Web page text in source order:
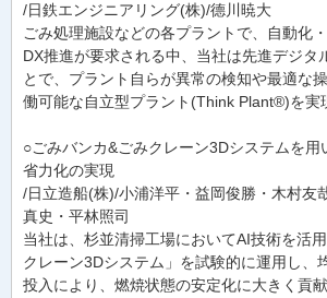
/日鉄エンジニアリング(株)/德川暁大
ごみ処理施設などの各プラントで、自動化
DX推進が要求される中、当社は先進デジタ
とで、プラント自らが異常の検知や最適な
働可能な自立型プラント(Think Plant®)を実
○ごみバンカ&ごみクレーン3Dシステムを用
省力化の実現
/日立造船(株)/小浦洋平・益岡俊勝・木村友
真史・平林照司
当社は、杉並清掃工場においてAI技術を活
クレーン3Dシステム」を試験的に運用し、
投入により、燃焼状態の安定化に大きく貢